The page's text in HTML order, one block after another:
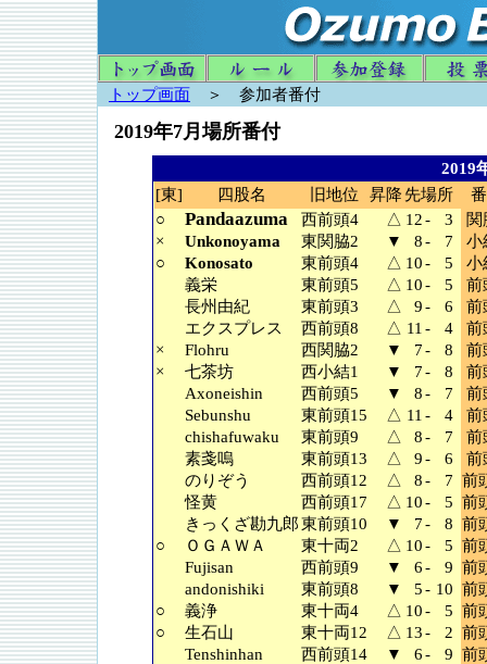
トップ画面 ＞ 参加者番付
2019年7月場所番付
2019
[東]
四股名 旧地位 昇降 先場所
○
Pandaazuma 西前頭4 △ 12- 3
関
×
Unkonoyama 東関脇2 ▼ 8- 7
小
○
Konosato 東前頭4 △ 10- 5
小
義栄
東前頭5 △ 10- 5
前
長州由紀
東前頭3 △ 9- 6
前
エクスプレス
西前頭8 △ 11 - 4
前
×
Flohru 西関脇2 ▼ 7- 8
前
×
七茶坊 西小結1 ▼ 7- 8
前
Axoneishin
西前頭5 ▼ 8- 7
前
Sebunshu
東前頭15 △ 11 - 4
前
chishafuwaku
東前頭9 △ 8- 7
前
素戔嗚
東前頭13 △ 9- 6
前
のりぞう
西前頭12 △ 8- 7 前
怪黄
西前頭17 △ 10- 5 前
きっくざ勘九郎東前頭10 ▼ 7- 8 前
○
ＯＧＡＷＡ 東十両2 △ 10- 5 前
Fujisan
西前頭9 ▼ 6- 9 前
andonishiki
東前頭8 ▼ 5- 10 前
○
義浄 東十両4 △ 10- 5 前
○
生石山 東十両12 △ 13- 2 前
Tenshinhan
西前頭14 ▼ 6- 9 前